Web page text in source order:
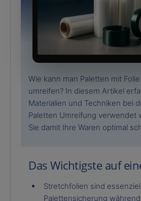
Wie kann man Paletten mit
umreifen? In diesem Artikel
Materialien und Techniken bei
Paletten Umreifung verwendet
Sie damit Ihre Waren optimal
Das Wichtigste auf
Stretchfolien sind
Palettensicherung